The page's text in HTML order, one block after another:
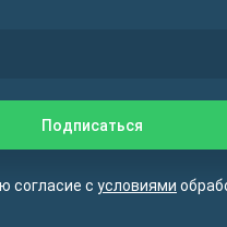
согласие с условиями